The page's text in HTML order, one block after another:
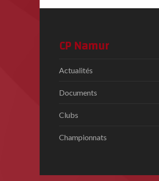
CP Namur
Actualités
Documents
Clubs
Championnats